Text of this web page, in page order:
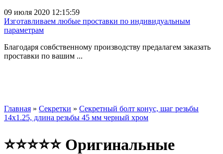
09 июля 2020 12:15:59
Изготавливаем любые проставки по индивидуальным
параметрам
Благодаря совбственному производству предалагем заказать
проставки по вашим ...
Главная » Секретки » Секретный болт конус, шаг резьбы
14x1.25, длина резьбы 45 мм черный хром
⭐⭐⭐⭐⭐ Оригинальные